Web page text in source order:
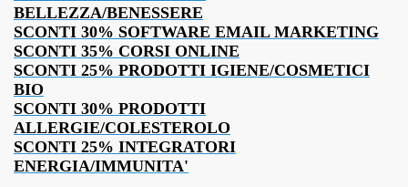
BELLEZZA/BENESSERE
SCONTI 30% SOFTWARE EMAIL MARKETING
SCONTI 35% CORSI ONLINE
SCONTI 25% PRODOTTI IGIENE/COSMETICI
BIO
SCONTI 30% PRODOTTI
ALLERGIE/COLESTEROLO
SCONTI 25% INTEGRATORI
ENERGIA/IMMUNITA'